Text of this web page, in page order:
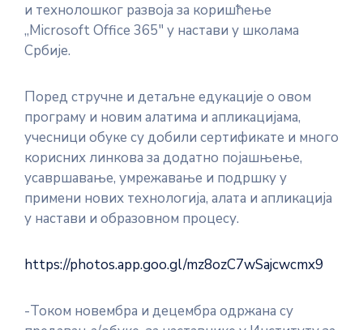
и технолошког развоја за коришћење
,,Microsoft Office 365″ у настави у школама
Србије.
Поред стручне и детаљне едукације о овом
програму и новим алатима и апликацијама,
учесници обуке су добили сертификате и много
корисних линкова за додатно појашњење,
усавршавање, умрежавање и подршку у
примени нових технологија, алата и апликација
у настави и образовном процесу.
https://photos.app.goo.gl/mz8ozC7wSajcwcmx9
-Током новембра и децембра одржана су